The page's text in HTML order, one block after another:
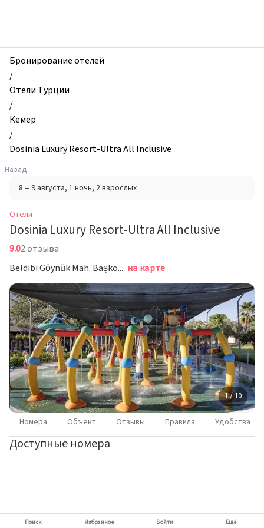
Dosinia
Luxury
Resort-
Ultra
All
Inclusive,
Кемер,
Турция
Бронирование отелей
/
Отели Турции
/
Кемер
/
Dosinia Luxury Resort-Ultra All Inclusive
Назад
8 – 9 августа, 1 ночь, 2 взрослых
Отели
Dosinia Luxury Resort-Ultra All Inclusive
9.02 отзыва
Beldibi Göynük Mah. Başkomutan Atatürk Cd. No:508, Кемер на карте
1 / 10
Номера Объект Отзывы Правила Удобства
Доступные номера
Поиск Избранное Войти Ещё